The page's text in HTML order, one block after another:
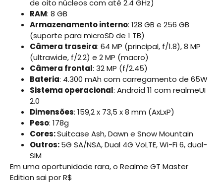
de oito núcleos com até 2.4 GHz)
RAM: 8 GB
Armazenamento interno: 128 GB e 256 GB
(suporte para microSD de 1 TB)
Câmera traseira: 64 MP (principal, f/1.8), 8 MP
(ultrawide, f/2.2) e 2 MP (macro)
Câmera frontal: 32 MP (f/2.45)
Bateria: 4.300 mAh com carregamento de 65W
Sistema operacional: Android 11 com realmeUI
2.0
Dimensões: 159,2 x 73,5 x 8 mm (AxLxP)
Peso: 178g
Cores:Suitcase Ash, Dawn e Snow Mountain
Outros:5G SA/NSA, Dual 4G VoLTE, Wi-Fi 6, dual-
SIM
Em uma oportunidade rara, o Realme GT Master
Edition sai por R$